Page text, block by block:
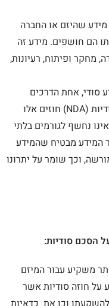
מידע שהיזם או החברה
הם חושפים. מידע זה
מחקר ופיתוח, רעיונות,
סודי, אחת הדרכים
היעילות ביותר היא באמצעות חוזה סודיות (NDA) חוזים אלו
נחשף לגורמים בלתי
המידע מבטיח שהמידע
וכך שומר על יתרונו
הסכם סודיות:
משקיע עבור המיזם
חוזה סודיות אשר